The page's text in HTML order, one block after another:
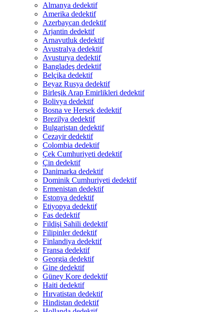
Almanya dedektif
Amerika dedektif
Azerbaycan dedektif
Arjantin dedektif
Arnavutluk dedektif
Avustralya dedektif
Avusturya dedektif
Bangladeş dedektif
Belçika dedektif
Beyaz Rusya dedektif
Birleşik Arap Emirlikleri dedektif
Bolivya dedektif
Bosna ve Hersek dedektif
Brezilya dedektif
Bulgaristan dedektif
Cezayir dedektif
Colombia dedektif
Çek Cumhuriyeti dedektif
Çin dedektif
Danimarka dedektif
Dominik Cumhuriyeti dedektif
Ermenistan dedektif
Estonya dedektif
Etiyopya dedektif
Fas dedektif
Fildişi Sahili dedektif
Filipinler dedektif
Finlandiya dedektif
Fransa dedektif
Georgia dedektif
Gine dedektif
Güney Kore dedektif
Haiti dedektif
Hırvatistan dedektif
Hindistan dedektif